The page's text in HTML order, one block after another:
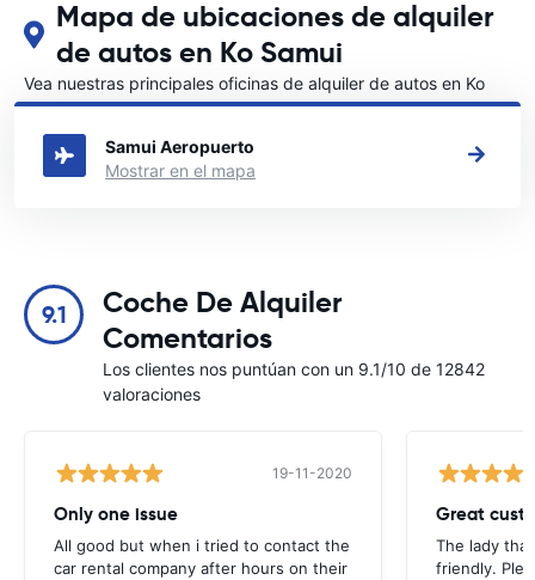
Mapa de ubicaciones de alquiler
de autos en Ko Samui
Vea nuestras principales oficinas de alquiler de autos en Ko
Samui
Samui Aeropuerto
Mostrar en el mapa
9.1
Coche De Alquiler
Comentarios
Los clientes nos puntúan con un 9.1/10 de 12842
valoraciones
19-11-2020
Only one issue
All good but when i tried to contact the
car rental company after hours on their
Great
The lady
friendly.